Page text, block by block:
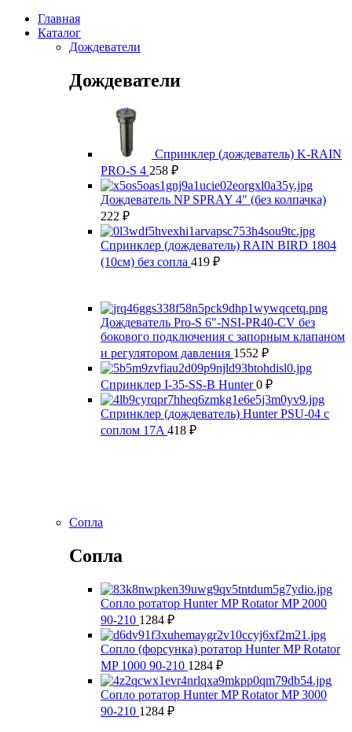
Главная
Каталог
Дождеватели
Дождеватели
Спринклер (дождеватель) K-RAIN
PRO-S 4 258 ₽
Дождеватель NP SPRAY 4" (без колпачка)
222 ₽
Спринклер (дождеватель) RAIN BIRD 1804
(10см) без сопла 419 ₽
Дождеватель Pro-S 6"-NSI-PR40-CV без
бокового подключения с запорным клапаном
и регулятором давления 1552 ₽
Спринклер I-35-SS-В Hunter0 ₽
Спринклер (дождеватель) Hunter PSU-04 с
соплом 17A 418 ₽
Сопла
Сопла
Сопло ротатор Hunter MP Rotator MP 2000
90-210 1284 ₽
Сопло (форсунка) ротатор Hunter MP Rotator
MP 1000 90-210 1284 ₽
Сопло ротатор Hunter MP Rotator MP 3000
90-210 1284 ₽